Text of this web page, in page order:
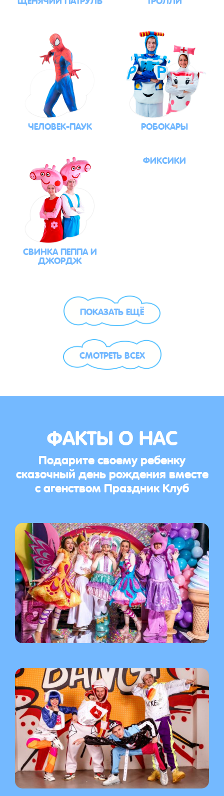
ЧЕЛОВЕК-ПАУК РОБОКАРЫ
СВИНКА ПЕППА И
ДЖОРДЖ
ФИКСИКИ
ПОКАЗАТЬ ЕЩЁ
СМОТРЕТЬ ВСЕХ
ФАКТЫ О НАС
Подарите своему ребенку
сказочный день рождения вместе
с агенством Праздник Клуб